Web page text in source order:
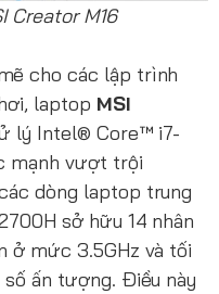
Creator M16
cho các lập trình
laptop MSI
lý Intel® Core™ i7-
mạnh vượt trội
dòng laptop trung
sở hữu 14 nhân
ở mức 3.5GHz và tối
ấn tượng. Điều này